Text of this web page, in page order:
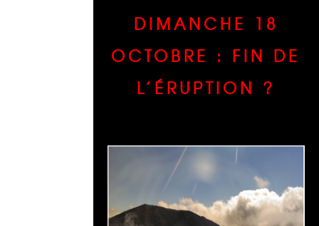
DIMANCHE 18
OCTOBRE : FIN DE
L’ÉRUPTION ?